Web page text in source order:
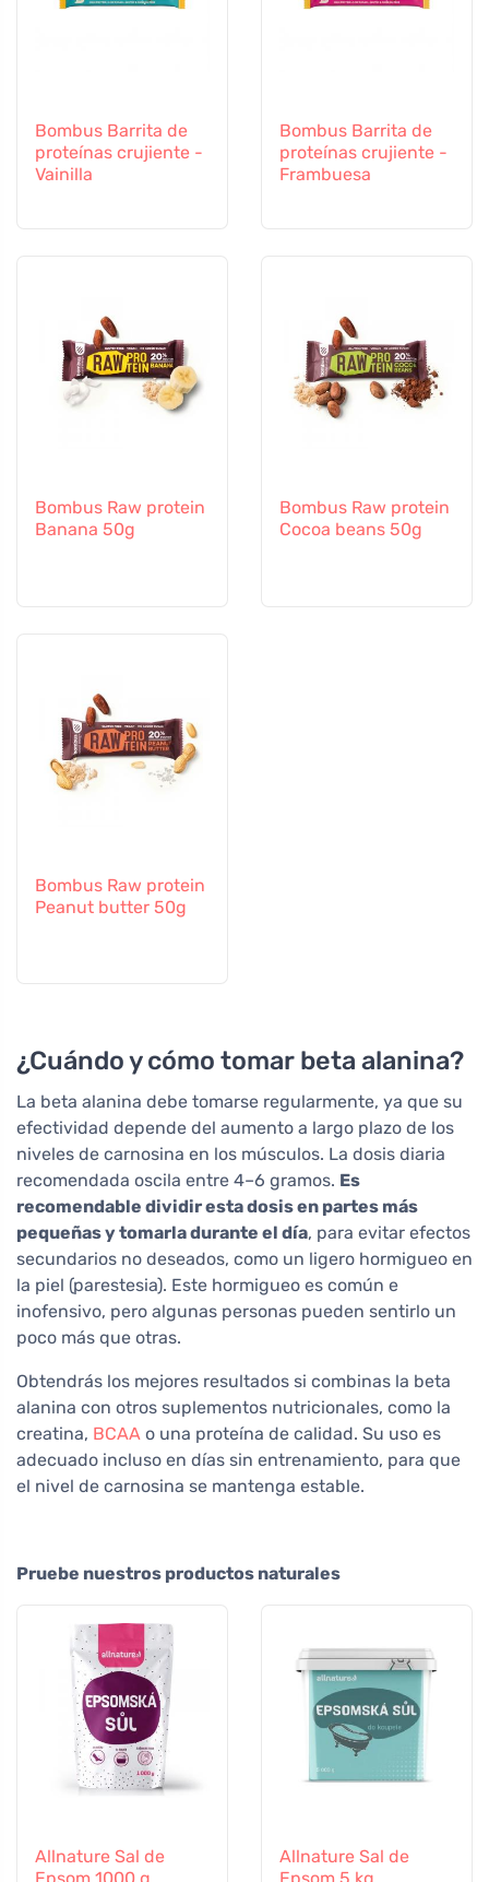
Bombus Barrita de
proteínas crujiente -
Vainilla
Bombus Barrita de
proteínas crujiente -
Frambuesa
Bombus Raw protein
Banana 50g
Bombus Raw protein
Cocoa beans 50g
Bombus Raw protein
Peanut butter 50g
¿Cuándo y cómo tomar beta alanina?
La beta alanina debe tomarse regularmente, ya que su
efectividad depende del aumento a largo plazo de los
niveles de carnosina en los músculos. La dosis diaria
recomendada oscila entre 4–6 gramos. Es
recomendable dividir esta dosis en partes más
pequeñas y tomarla durante el día, para evitar efectos
secundarios no deseados, como un ligero hormigueo en
la piel (parestesia). Este hormigueo es común e
inofensivo, pero algunas personas pueden sentirlo un
poco más que otras.
Obtendrás los mejores resultados si combinas la beta
alanina con otros suplementos nutricionales, como la
creatina, BCAA o una proteína de calidad. Su uso es
adecuado incluso en días sin entrenamiento, para que
el nivel de carnosina se mantenga estable.
Pruebe nuestros productos naturales
Allnature Sal de
Allnature Sal de